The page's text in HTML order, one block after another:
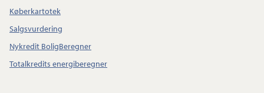
Køberkartotek
Salgsvurdering
Nykredit BoligBeregner
Totalkredits energiberegner